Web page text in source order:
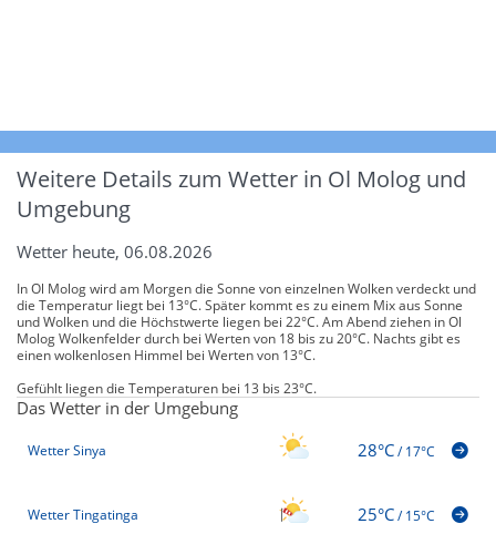
Weitere Details zum Wetter in Ol Molog und
Umgebung
Wetter heute, 06.08.2026
In Ol Molog wird am Morgen die Sonne von einzelnen Wolken verdeckt und
die Temperatur liegt bei 13°C. Später kommt es zu einem Mix aus Sonne
und Wolken und die Höchstwerte liegen bei 22°C. Am Abend ziehen in Ol
Molog Wolkenfelder durch bei Werten von 18 bis zu 20°C. Nachts gibt es
einen wolkenlosen Himmel bei Werten von 13°C.
Gefühlt liegen die Temperaturen bei 13 bis 23°C.
Das Wetter in der Umgebung
Wetter Sinya 28°C/17°C
Wetter Tingatinga 25°C/15°C